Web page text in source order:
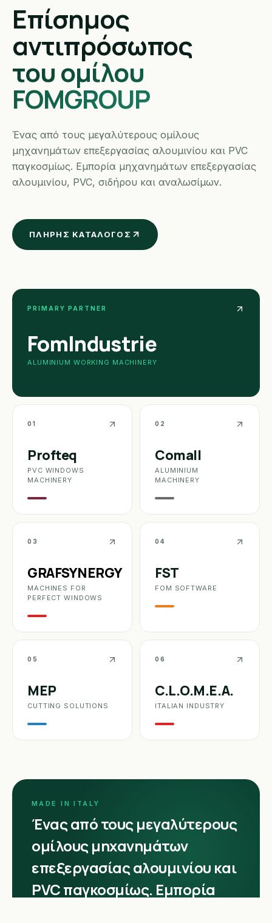
Επίσημος
αντιπρόσωπος
του ομίλου
FOMGROUP
Ένας από τους μεγαλύτερους ομίλους
μηχανημάτων επεξεργασίας αλουμινίου και PVC
παγκοσμίως. Εμπορία μηχανημάτων επεξεργασίας
αλουμινίου, PVC, σιδήρου και αναλωσίμων.
ΠΛΉΡΗΣ ΚΑΤΆΛΟΓΟΣ
PRIMARY PARTNER
FomIndustrie
ALUMINIUM WORKING MACHINERY
01
Profteq
PVC WINDOWS
MACHINERY
02
Comall
ALUMINIUM
MACHINERY
03
GRAFSYNERGY
MACHINES FOR
PERFECT WINDOWS
04
FST
FOM SOFTWARE
05
MEP
CUTTING SOLUTIONS
06
C.L.O.M.E.A.
ITALIAN INDUSTRY
MADE IN ITALY
Ένας από τους μεγαλύτερους
ομίλους μηχανημάτων
επεξεργασίας αλουμινίου και
PVC παγκοσμίως. Εμπορία